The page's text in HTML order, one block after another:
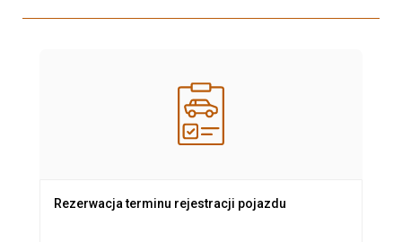
Rezerwacja terminu rejestracji pojazdu